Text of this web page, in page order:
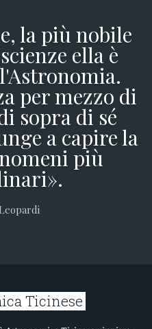
la più nobile
ella è
per mezzo di
sopra di sé
a capire la
più
Ticinese